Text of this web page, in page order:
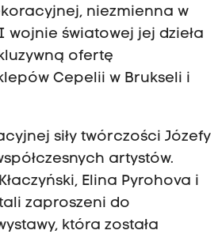
niezmienna w
wojnie światowej jej dzieła
ofertę
Cepelii w Brukseli i
siły twórczości Józefy
artystów.
Elina Pyrohova i
zaproszeni do
która została